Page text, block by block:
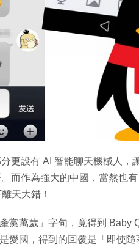
更設有 AI 智能聊天機械人，
而作為強大的中國，當然也
天大錯！
黨萬歲」字句，竟得到 Baby
愛國，得到的回覆是「即使